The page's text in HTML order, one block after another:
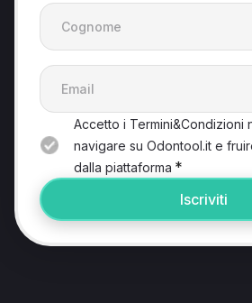
Accetto i Termini&Condizioni
navigare su Odontool.it e
dalla piattaforma *
Iscriviti